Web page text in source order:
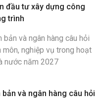
đầu tư xây dựng công
trình
và ngân hàng câu hỏi